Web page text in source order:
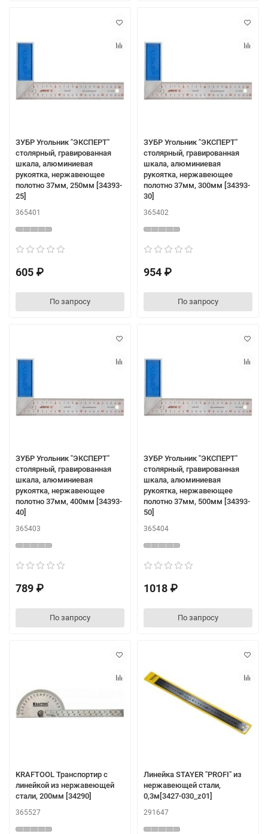
ЗУБР Угольник "ЭКСПЕРТ"
столярный, гравированная
шкала, алюминиевая
рукоятка, нержавеющее
полотно 37мм, 250мм [34393-
25]
365401
605 ₽
По запросу
ЗУБР Угольник "ЭКСПЕРТ"
столярный, гравированная
шкала, алюминиевая
рукоятка, нержавеющее
полотно 37мм, 300мм [34393-
30]
365402
954 ₽
По запросу
ЗУБР Угольник "ЭКСПЕРТ"
столярный, гравированная
шкала, алюминиевая
рукоятка, нержавеющее
полотно 37мм, 400мм [34393-
40]
365403
789 ₽
По запросу
ЗУБР Угольник "ЭКСПЕРТ"
столярный, гравированная
шкала, алюминиевая
рукоятка, нержавеющее
полотно 37мм, 500мм [34393-
50]
365404
1018 ₽
По запросу
KRAFTOOL Транспортир с
линейкой из нержавеющей
стали, 200мм [34290]
365527
Линейка STAYER "PROFI" из
нержавеющей стали,
0,3м[3427-030_z01]
291647